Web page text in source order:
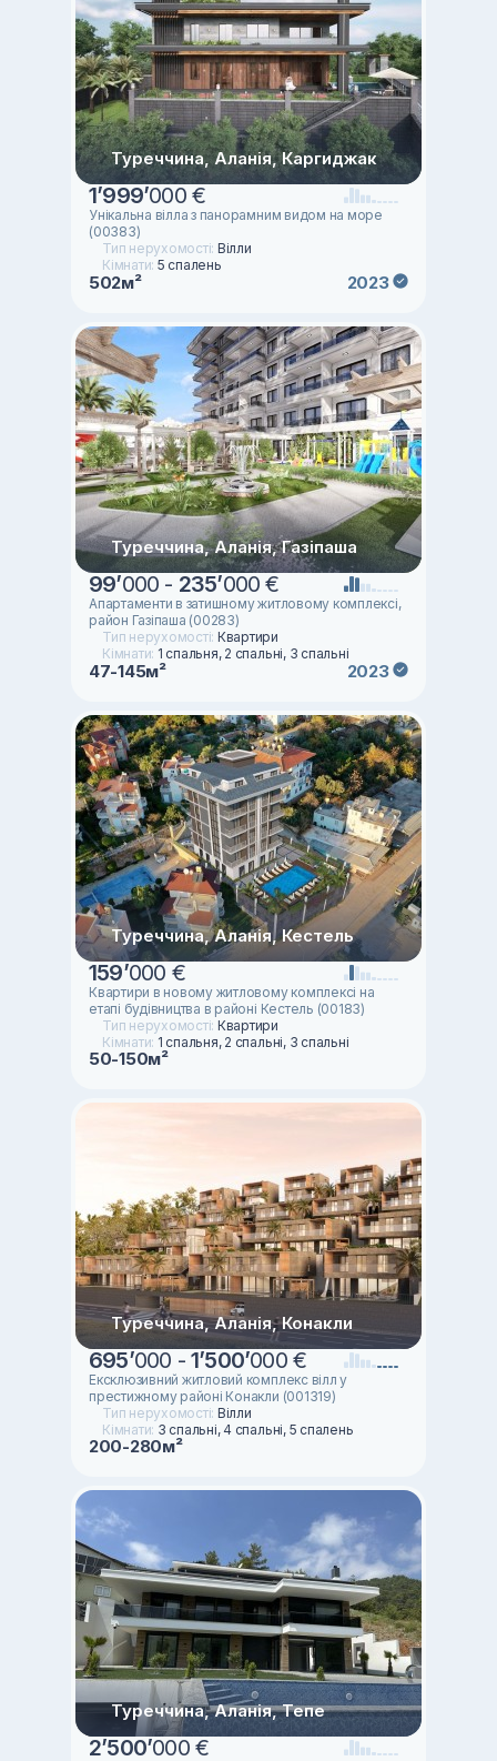
Туреччина, Аланія, Каргиджак
1’999’000 €
Унікальна вілла з панорамним видом на море
(00383)
Тип нерухомості: Вілли
Кімнати: 5 спалень
502м² 2023
Туреччина, Аланія, Газіпаша
99’000 - 235’000 €
Апартаменти в затишному житловому комплексi,
район Газiпаша (00283)
Тип нерухомості: Квартири
Кімнати: 1 спальня, 2 спальні, 3 спальні
47-145м² 2023
Туреччина, Аланія, Кестель
159’000 €
Квартири в новому житловому комплексі на
етапі будівництва в районі Кестель (00183)
Тип нерухомості: Квартири
Кімнати: 1 спальня, 2 спальні, 3 спальні
50-150м²
Туреччина, Аланія, Конакли
695’000 -1’500’000 €
Ексклюзивний житловий комплекс вілл у
престижному районі Конакли (001319)
Тип нерухомості: Вілли
Кімнати: 3 спальні, 4 спальні, 5 спалень
200-280м²
Туреччина, Аланія, Тепе
2’500’000 €